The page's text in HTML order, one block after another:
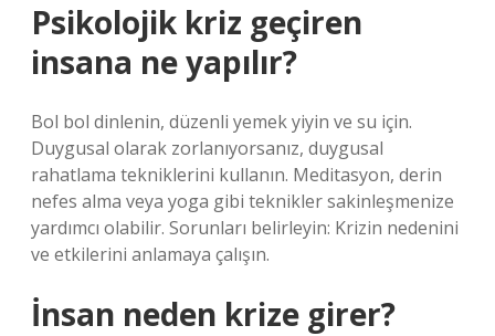
Psikolojik kriz geçiren
insana ne yapılır?
Bol bol dinlenin, düzenli yemek yiyin ve su için.
Duygusal olarak zorlanıyorsanız, duygusal
rahatlama tekniklerini kullanın. Meditasyon, derin
nefes alma veya yoga gibi teknikler sakinleşmenize
yardımcı olabilir. Sorunları belirleyin: Krizin nedenini
ve etkilerini anlamaya çalışın.
İnsan neden krize girer?